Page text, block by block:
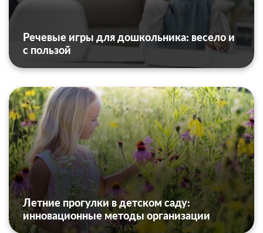
Речевые игры для дошкольника: весело и
с пользой
Летние прогулки в детском саду:
инновационные методы организации